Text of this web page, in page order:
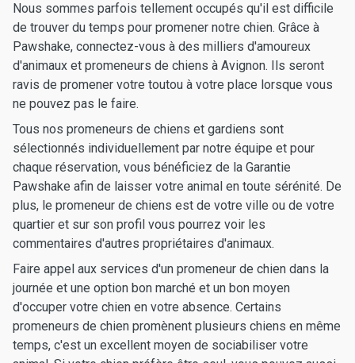
Nous sommes parfois tellement occupés qu'il est difficile
de trouver du temps pour promener notre chien. Grâce à
Pawshake, connectez-vous à des milliers d'amoureux
d'animaux et promeneurs de chiens à Avignon. Ils seront
ravis de promener votre toutou à votre place lorsque vous
ne pouvez pas le faire.
Tous nos promeneurs de chiens et gardiens sont
sélectionnés individuellement par notre équipe et pour
chaque réservation, vous bénéficiez de la Garantie
Pawshake afin de laisser votre animal en toute sérénité. De
plus, le promeneur de chiens est de votre ville ou de votre
quartier et sur son profil vous pourrez voir les
commentaires d'autres propriétaires d'animaux.
Faire appel aux services d'un promeneur de chien dans la
journée et une option bon marché et un bon moyen
d'occuper votre chien en votre absence. Certains
promeneurs de chien promènent plusieurs chiens en même
temps, c'est un excellent moyen de sociabiliser votre